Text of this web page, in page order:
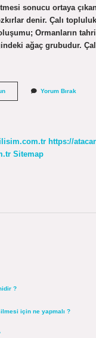
sonucu ortaya
denir. Çalı
Ormanların
ağaç grubudur.
Başlıca
Yorum Bırak
https://
Sitemap
?
için ne yapmalı ?